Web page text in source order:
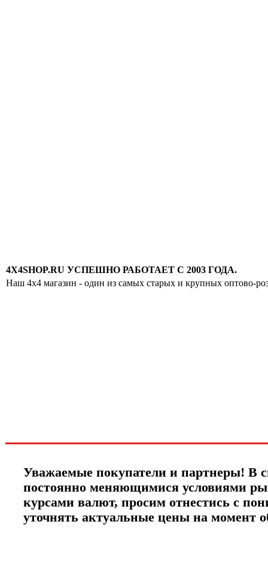
4X4SHOP.RU УСПЕШНО РАБОТАЕТ С 2003 ГОДА.
Наш 4x4 магазин - один из самых старых и крупных оптово-
Уважаемые покупатели и партнеры! В
постоянно меняющимися условиями
курсами валют, просим отнестись с
уточнять актуальные цены на момент